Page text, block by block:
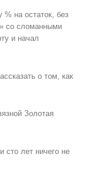
на остаток, без
со сломанными
и начал
о том, как
Золотая
сто лет ничего не